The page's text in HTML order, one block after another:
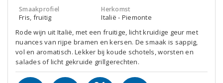
Smaakprofiel
Fris, fruitig
Herkomst
Italië - Piemonte
Rode wijn uit Italië, met een fruitige, licht kruidige geur met
nuances van rijpe bramen en kersen. De smaak is sappig,
vol en aromatisch. Lekker bij koude schotels, worsten en
salades of licht gekruide grillgerechten.